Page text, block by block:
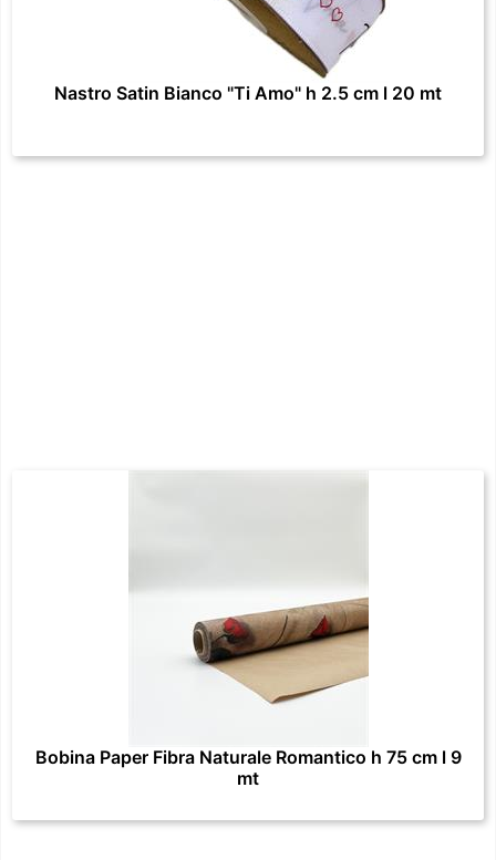
Nastro Satin Bianco "Ti Amo" h 2.5 cm l 20 mt
Bobina Paper Fibra Naturale Romantico h 75 cm l 9
mt